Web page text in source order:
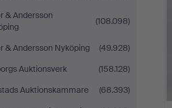
& Andersson
(108.098)
& Andersson Nyköping
(49.928)
Auktionsverk
(158.128)
Auktionskammare
(68.393)